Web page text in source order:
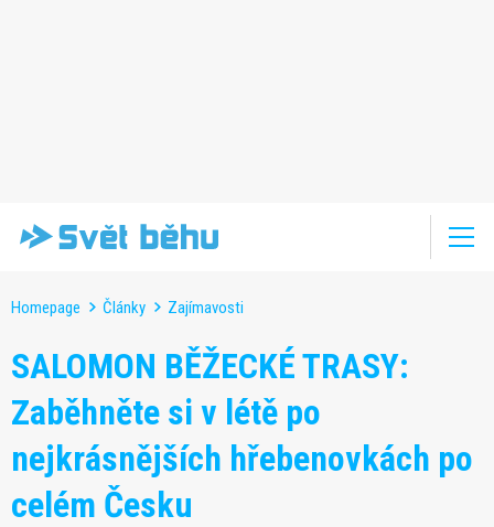
Homepage Články Zajímavosti
SALOMON BĚŽECKÉ TRASY:
Zaběhněte si v létě po
nejkrásnějších hřebenovkách po
celém Česku